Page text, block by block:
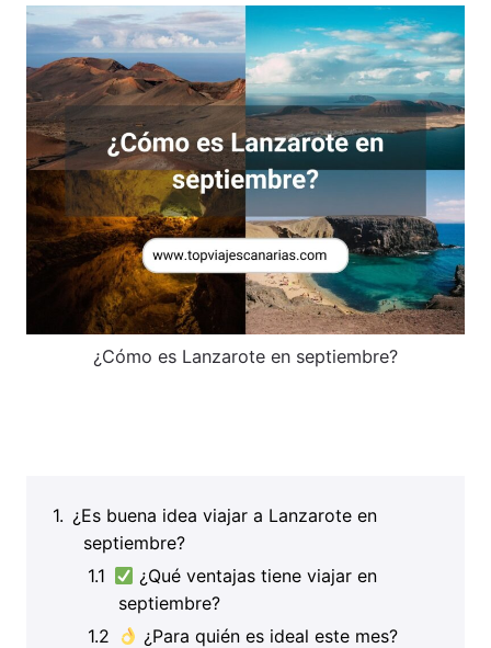
¿Cómo es Lanzarote en septiembre?
¿Es buena idea viajar a Lanzarote en
septiembre?
¿Qué ventajas tiene viajar en
septiembre?
¿Para quién es ideal este mes?